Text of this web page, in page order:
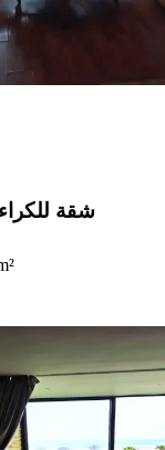
شقة للكراء